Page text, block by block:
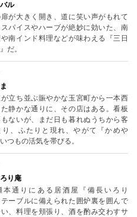
ル
が大きく開き、道に笑い声がもれて
スパイスやハーブが絶妙に効いた、南
南インド料理などが味わえる『三日
だ。
立ち並ぶ賑やかな玉宮町から一本西
静かな通りに、その店はある。看板
もないが、まだ日も暮れぬうちから客
り、ふたりと現れ、やがて『かめや
つもの活気を帯びる。
り庵
本通りにある居酒屋『備長いろり
ーブルに備えられた囲炉裏を囲んで
、料理を頬張り、酒を酌み交わすサ